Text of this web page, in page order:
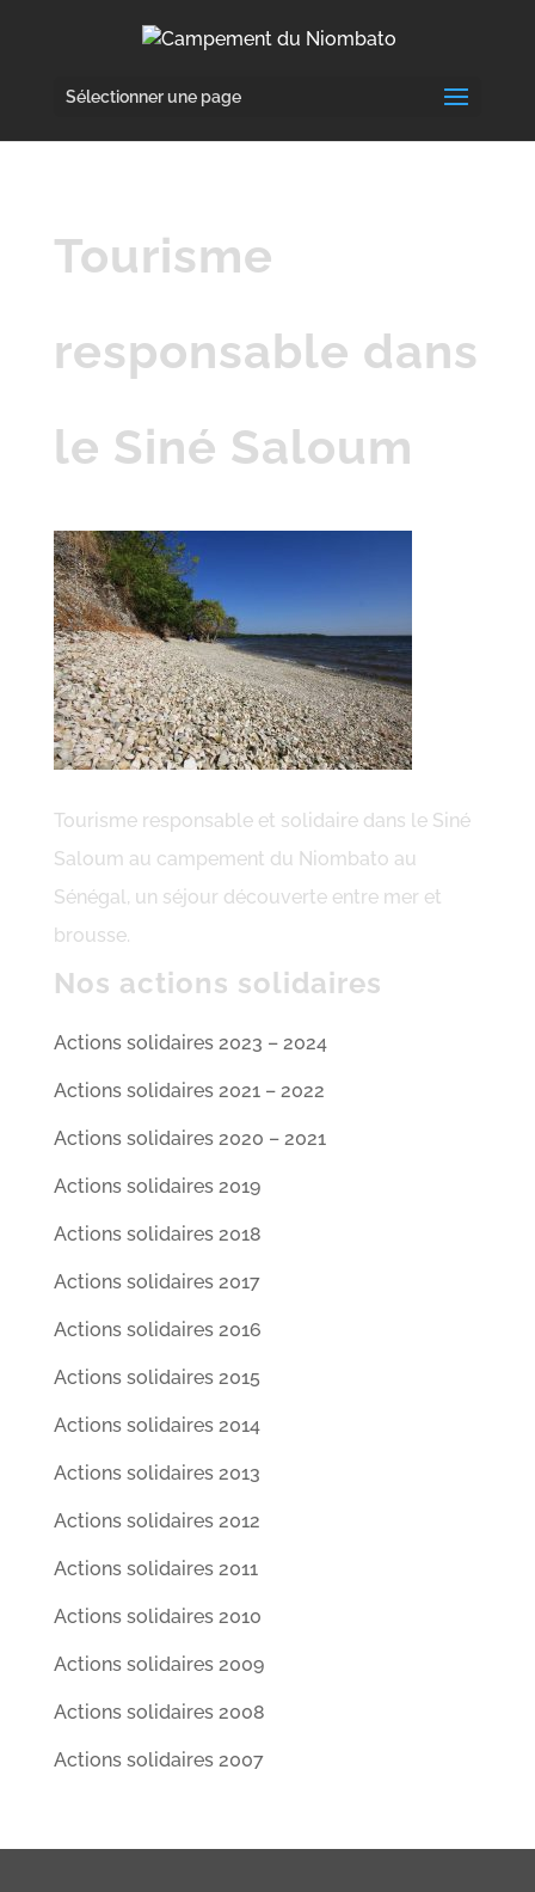
Sélectionner une page
Tourisme
responsable dans
le Siné Saloum
Tourisme responsable et solidaire dans le Siné
Saloum au campement du Niombato au
Sénégal, un séjour découverte entre mer et
brousse.
Nos actions solidaires
Actions solidaires 2023 – 2024
Actions solidaires 2021 – 2022
Actions solidaires 2020 – 2021
Actions solidaires 2019
Actions solidaires 2018
Actions solidaires 2017
Actions solidaires 2016
Actions solidaires 2015
Actions solidaires 2014
Actions solidaires 2013
Actions solidaires 2012
Actions solidaires 2011
Actions solidaires 2010
Actions solidaires 2009
Actions solidaires 2008
Actions solidaires 2007